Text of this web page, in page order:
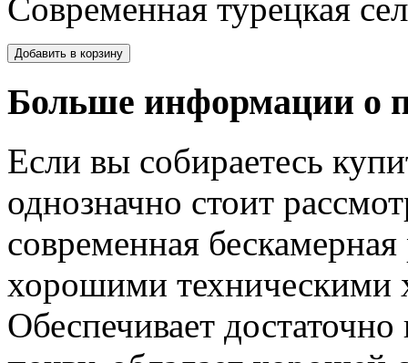
Современная турецкая
Больше информации о
Если вы собираетесь
однозначно стоит
современная
хорошими техническими
Обеспечивает